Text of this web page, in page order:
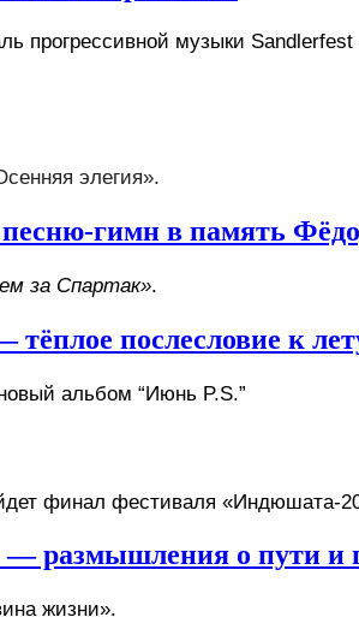
музыки Sandlerfest
элегия».
гимн в память
за Спартак».
послесловие к
альбом “Июнь P.S.”
финал фестиваля «Индюшата-
— размышления о пути и
жизни».